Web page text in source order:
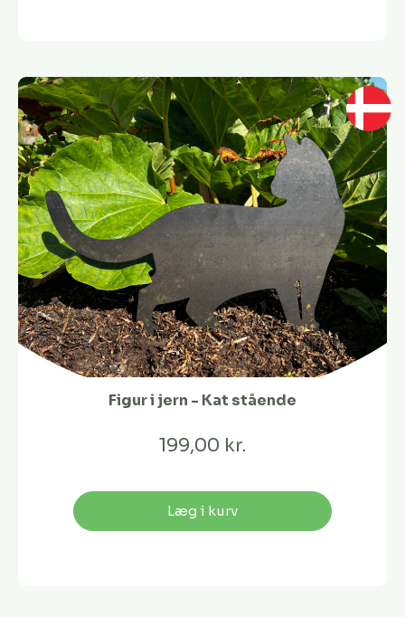
Figur i jern - Kat stående
199,00 kr.
Læg i kurv